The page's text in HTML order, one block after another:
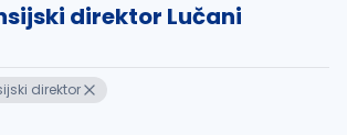
direktor Lučani
direktor